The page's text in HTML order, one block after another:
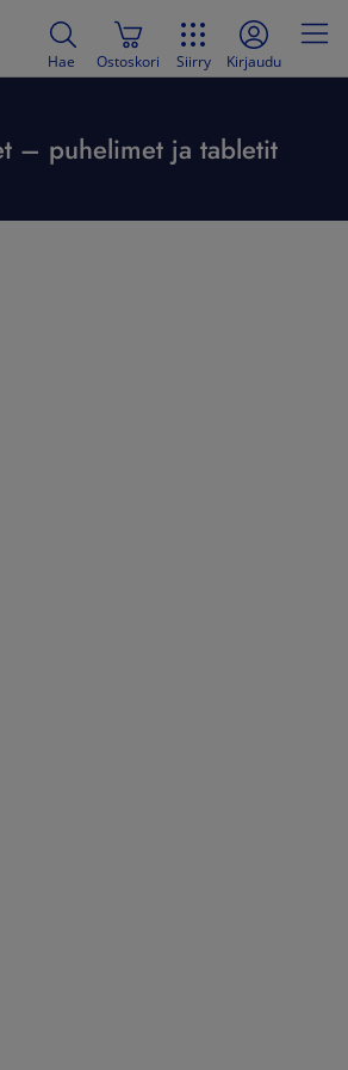
Hae Ostoskori Siirry Kirjaudu
– puhelimet ja tabletit